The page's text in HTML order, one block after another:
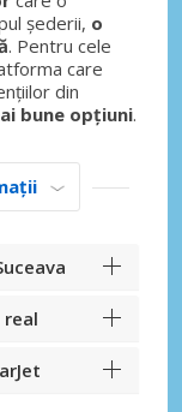
șederii, o
. Pentru cele
care
din
bune opțiuni.